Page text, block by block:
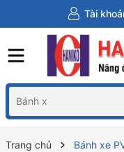
Tài
Trang chủ Bánh xe